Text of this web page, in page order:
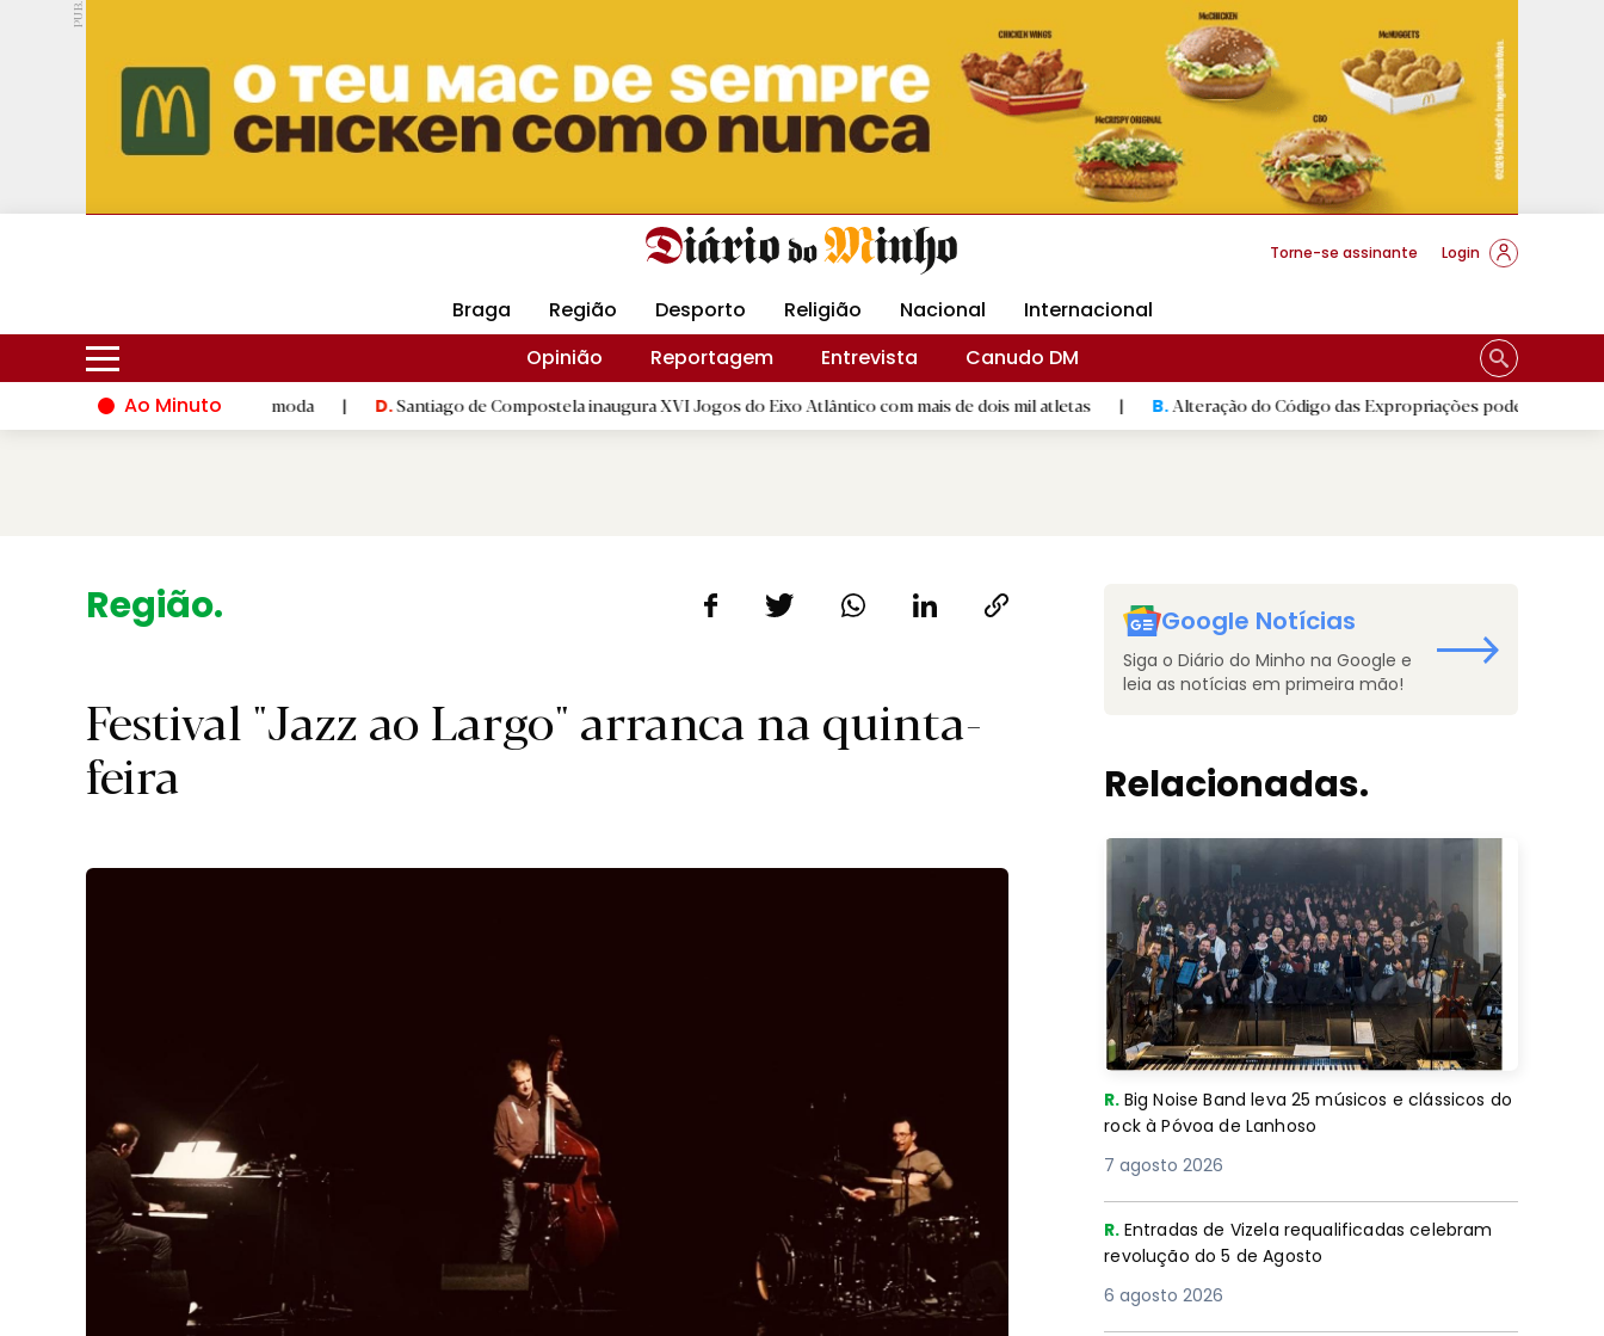
PUB.
Hoje 16ºC 29ºC DMtv Revista Minha Gráfica DM Livraria DM Arquidiocese Braga
Torne-se assinante Login
Braga Região Desporto Religião Nacional
Internacional
Opinião
Reportagem Entrevista
Canudo DM
Ao Minuto
do mundo da moda D.Santiago de Compostela inaugura XVI Jogos do Eixo Atlântico com mais de dois mil atletas | B.Alteração do Código das Expropriações pode ajudar construção da
Região.
Festival "Jazz ao Largo" arranca na quinta-
feira
Google Notícias
Siga o Diário do Minho na Google e
leia as notícias em primeira mão!
Relacionadas.
R. Big Noise Band leva 25 músicos e clássicos do
rock à Póvoa de Lanhoso
7 agosto 2026
R. Entradas de Vizela requalificadas celebram
revolução do 5 de Agosto
6 agosto 2026